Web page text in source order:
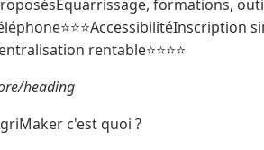
formations,
rentable⭐⭐⭐⭐
heading
c'est quoi ?